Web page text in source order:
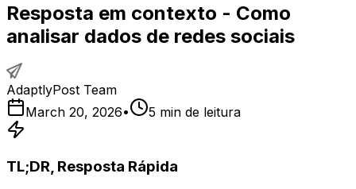
Resposta em contexto - Como
analisar dados de redes sociais
AdaptlyPost Team
March 20, 2026• 5 min de leitura
TL;DR, Resposta Rápida